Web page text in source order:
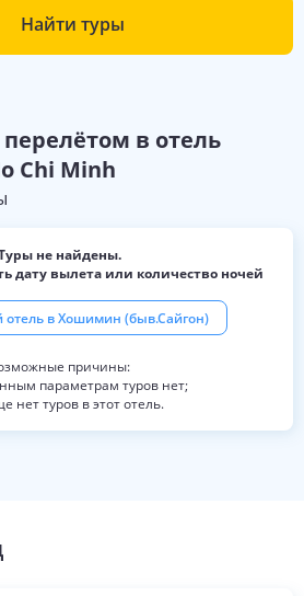
Найти туры
перелётом в отель
Chi Minh
не найдены.
дату вылета или количество ночей
отель вХошимин (быв.Сайгон)
параметрам туров нет;
нет туров в этот отель.